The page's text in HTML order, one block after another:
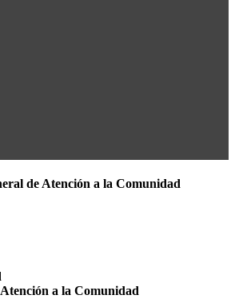
de Atención a la Comunidad
a la Comunidad